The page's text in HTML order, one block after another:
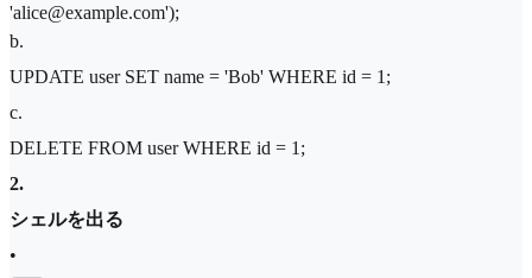
'alice@example.com');
b.
UPDATE user SET name = 'Bob' WHERE id = 1;
c.
DELETE FROM user WHERE id = 1;
2.
シェルを出る
•